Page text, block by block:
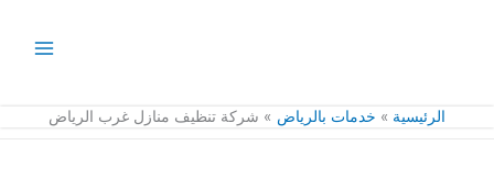
الرئيسية خدمات بالرياض شركة تنظيف منازل غرب الرياض